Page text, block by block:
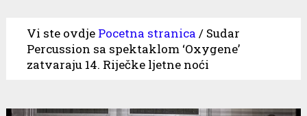
Vi ste ovdje Pocetna stranica / Sudar
Percussion sa spektaklom ‘Oxygene’
zatvaraju 14. Riječke ljetne noći